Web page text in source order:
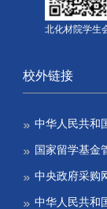
北化材院学生
校外链接
中华人民共和
国家留学基金
中央政府采购
中华人民共和